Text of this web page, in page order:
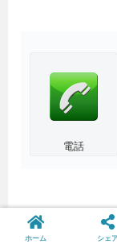
電話
施工管理ス
ホーム シェ